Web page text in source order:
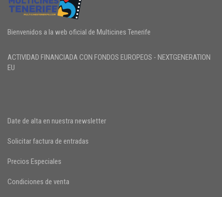
Bienvenidos a la web oficial de Multicines Tenerife
ACTIVIDAD FINANCIADA CON FONDOS EUROPEOS - NEXTGENERATION
EU
Date de alta en nuestra newsletter
Solicitar factura de entradas
Precios Especiales
Condiciones de venta